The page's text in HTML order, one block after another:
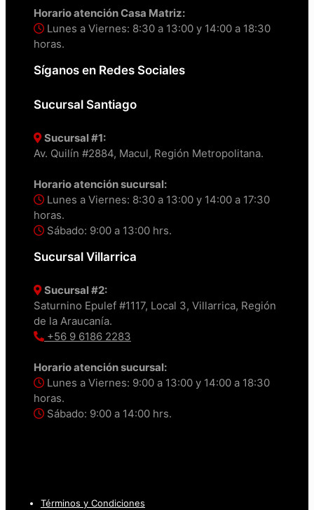
Horario atención Casa Matriz:
Lunes a Viernes: 8:30 a 13:00 y 14:00 a 18:30
horas.
Síganos en Redes Sociales
Sucursal Santiago
Sucursal #1:
Av. Quilín #2884, Macul, Región Metropolitana.
Horario atención sucursal:
Lunes a Viernes: 8:30 a 13:00 y 14:00 a 17:30
horas.
Sábado: 9:00 a 13:00 hrs.
Sucursal Villarrica
Sucursal #2:
Saturnino Epulef #1117, Local 3, Villarrica, Región
de la Araucanía.
+56 9 6186 2283
Horario atención sucursal:
Lunes a Viernes: 9:00 a 13:00 y 14:00 a 18:30
horas.
Sábado: 9:00 a 14:00 hrs.
Términos y Condiciones